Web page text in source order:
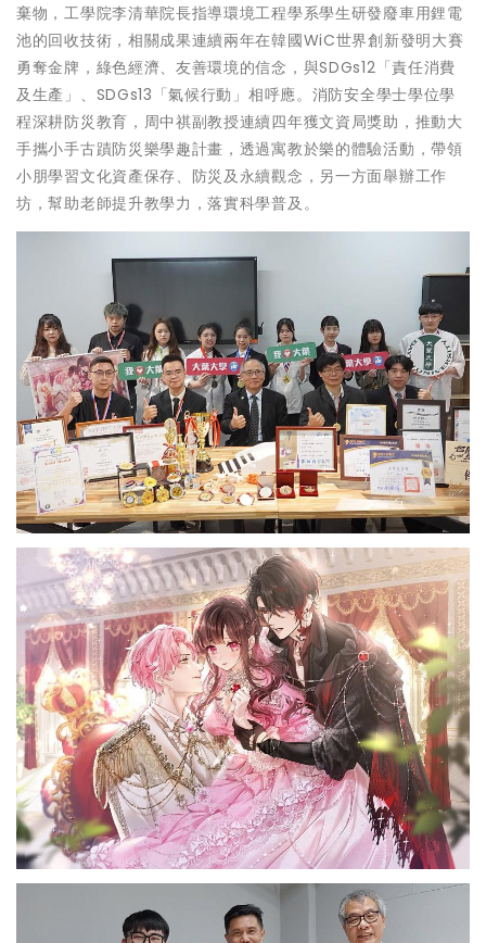
棄物，工學院李清華院長指導環境工程學系學生研發廢車用鋰電
池的回收技術，相關成果連續兩年在韓國WiC世界創新發明大賽
勇奪金牌，綠色經濟、友善環境的信念，與SDGs12「責任消費
及生產」、SDGs13「氣候行動」相呼應。消防安全學士學位學
程深耕防災教育，周中祺副教授連續四年獲文資局獎助，推動大
手攜小手古蹟防災樂學趣計畫，透過寓教於樂的體驗活動，帶領
小朋學習文化資產保存、防災及永續觀念，另一方面舉辦工作
坊，幫助老師提升教學力，落實科學普及。